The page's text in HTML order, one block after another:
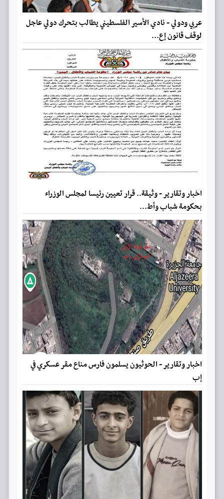
عربي ودولي - نادي الأسير الفلسطيني يطالب بتحرك دولي عاجل
لوقف قانون إع...
اخبار وتقارير - وثيقة.. قرار تعيين رئيسا لمجلس الوزراء
بحكومة شباب وأط...
اخبار وتقارير - الحوثيون يسلمون فارس مناع مقر عسكري في
إب